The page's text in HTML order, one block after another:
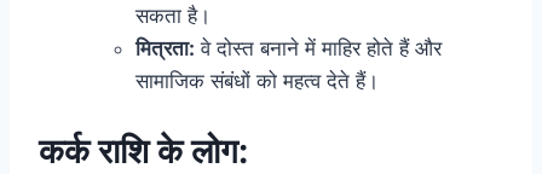
सकता है।
मित्रता: वे दोस्त बनाने में माहिर होते हैं और
सामाजिक संबंधों को महत्व देते हैं।
कर्क राशि के लोग: